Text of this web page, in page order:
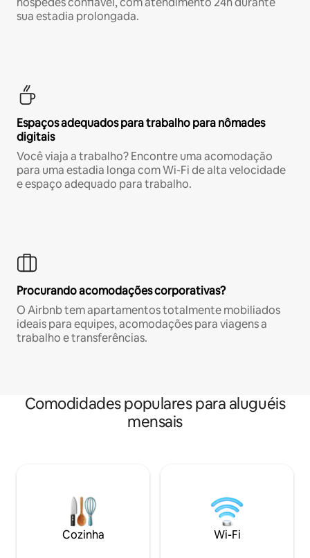
sua estadia prolongada.
Espaços adequados para trabalho para nômades
digitais
Você viaja a trabalho? Encontre uma acomodação
para uma estadia longa com Wi-Fi de alta velocidade
e espaço adequado para trabalho.
Procurando acomodações corporativas?
O Airbnb tem apartamentos totalmente mobiliados
ideais para equipes, acomodações para viagens a
trabalho e transferências.
Comodidades populares para aluguéis
mensais
Cozinha Wi-Fi